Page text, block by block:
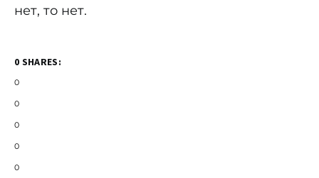
нет, то нет.
0 SHARES:
0
0
0
0
0